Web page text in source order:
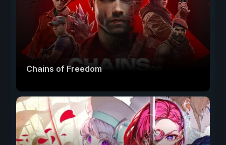
Chains of Freedom